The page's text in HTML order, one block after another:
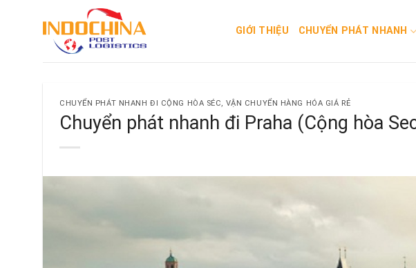
GIỚI THIỆU CHUYỂN PHÁT NHANH
CHUYỂN PHÁT NHANH ĐI CỘNG HÒA SÉC, VẬN CHUYỂN HÀNG HÓA GIÁ RẺ
Chuyển phát nhanh đi Praha (Cộng hòa